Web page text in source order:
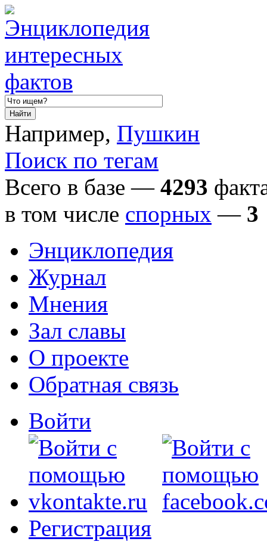
Например, Пушкин
Поиск по тегам
Всего в базе — 4293
в том числе спорных — 3
Энциклопедия
Журнал
Мнения
Зал славы
О проекте
Обратная связь
Войти
Регистрация